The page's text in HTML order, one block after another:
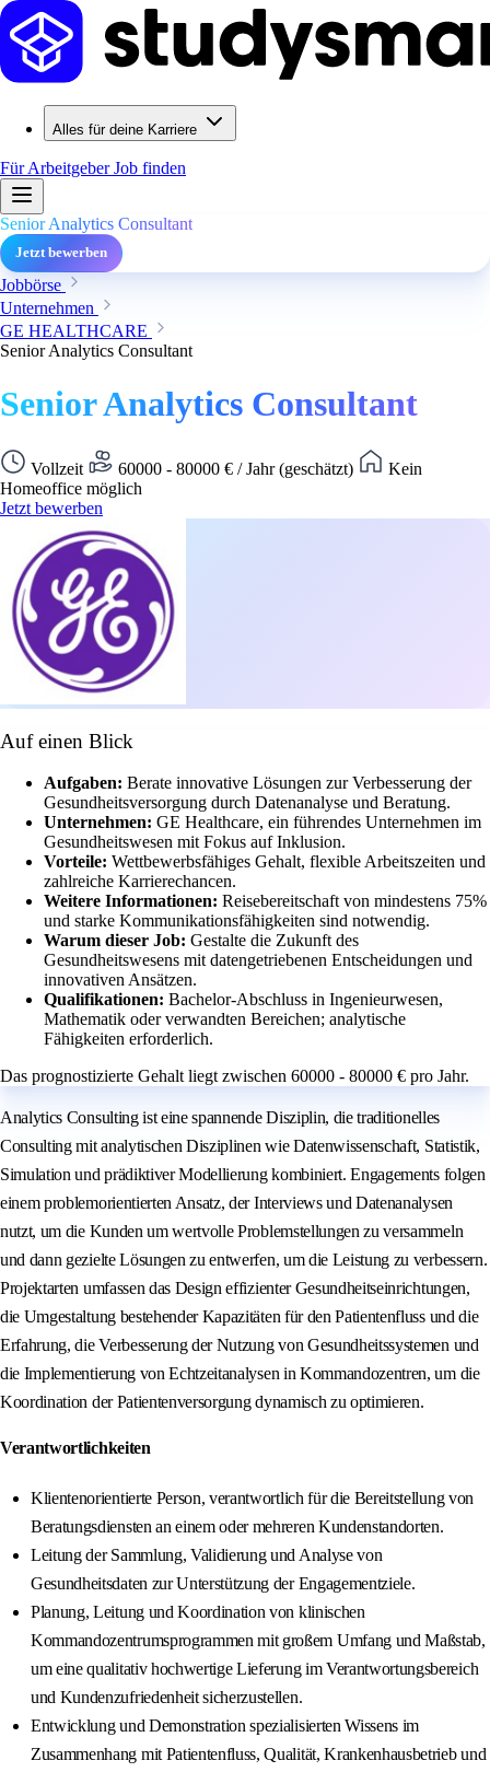
Alles für deine Karriere
Für ArbeitgeberJob finden
Senior Analytics Consultant
Jetzt bewerben
Jobbörse
Unternehmen
GE HEALTHCARE
Senior Analytics Consultant
Senior Analytics Consultant
Vollzeit 60000 - 80000 € / Jahr (geschätzt)
Kein
Homeoffice möglich
Jetzt bewerben
Auf einen Blick
Aufgaben: Berate innovative Lösungen zur Verbesserung der
Gesundheitsversorgung durch Datenanalyse und Beratung.
Unternehmen: GE Healthcare, ein führendes Unternehmen im
Gesundheitswesen mit Fokus auf Inklusion.
Vorteile: Wettbewerbsfähiges Gehalt, flexible Arbeitszeiten und
zahlreiche Karrierechancen.
Weitere Informationen: Reisebereitschaft von mindestens 75%
und starke Kommunikationsfähigkeiten sind notwendig.
Warum dieser Job: Gestalte die Zukunft des
Gesundheitswesens mit datengetriebenen Entscheidungen und
innovativen Ansätzen.
Qualifikationen: Bachelor-Abschluss in Ingenieurwesen,
Mathematik oder verwandten Bereichen; analytische
Fähigkeiten erforderlich.
Das prognostizierte Gehalt liegt zwischen 60000 - 80000 € pro Jahr.
Analytics Consulting ist eine spannende Disziplin, die traditionelles
Consulting mit analytischen Disziplinen wie Datenwissenschaft, Statistik,
Simulation und prädiktiver Modellierung kombiniert. Engagements folgen
einem problemorientierten Ansatz, der Interviews und Datenanalysen
nutzt, um die Kunden um wertvolle Problemstellungen zu versammeln
und dann gezielte Lösungen zu entwerfen, um die Leistung zu verbessern.
Projektarten umfassen das Design effizienter Gesundheitseinrichtungen,
die Umgestaltung bestehender Kapazitäten für den Patientenfluss und die
Erfahrung, die Verbesserung der Nutzung von Gesundheitssystemen und
die Implementierung von Echtzeitanalysen in Kommandozentren, um die
Koordination der Patientenversorgung dynamisch zu optimieren.
Verantwortlichkeiten
Klientenorientierte Person, verantwortlich für die Bereitstellung von
Beratungsdiensten an einem oder mehreren Kundenstandorten.
Leitung der Sammlung, Validierung und Analyse von
Gesundheitsdaten zur Unterstützung der Engagementziele.
Planung, Leitung und Koordination von klinischen
Kommandozentrumsprogrammen mit großem Umfang und Maßstab,
um eine qualitativ hochwertige Lieferung im Verantwortungsbereich
und Kundenzufriedenheit sicherzustellen.
Entwicklung und Demonstration spezialisierten Wissens im
Zusammenhang mit Patientenfluss, Qualität, Krankenhausbetrieb und